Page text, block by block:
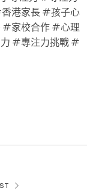
港家長 #孩子心
#家校合作 #心理
#專注力挑戰 #